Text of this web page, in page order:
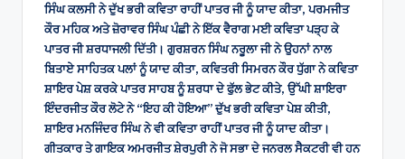
ਸਿੰਘ ਕਲਸੀ ਨੇ ਦੁੱਖ ਭਰੀ ਕਵਿਤਾ ਰਾਹੀਂ ਪਾਤਰ ਜੀ ਨੂੰ ਯਾਦ ਕੀਤਾ, ਪਰਮਜੀਤ
ਕੌਰ ਮਹਿਕ ਅਤੇ ਜ਼ੋਰਾਵਰ ਸਿੰਘ ਪੰਛੀ ਨੇ ਇੱਕ ਵੈਰਾਗ ਮਈ ਕਵਿਤਾ ਪੜ੍ਹ ਕੇ
ਪਾਤਰ ਜੀ ਸ਼ਰਧਾਜਲੀ ਦਿੱਤੀ। ਗੁਰਸ਼ਰਨ ਸਿੰਘ ਨਰੂਲਾ ਜੀ ਨੇ ਉਹਨਾਂ ਨਾਲ
ਬਿਤਾਏ ਸਾਹਿਤਕ ਪਲਾਂ ਨੂੰ ਯਾਦ ਕੀਤਾ, ਕਵਿਤਰੀ ਸਿਮਰਨ ਕੌਰ ਧੁੱਗਾ ਨੇ ਕਵਿਤਾ
ਸ਼ਾਇਰ ਪੇਸ਼ ਕਰਕੇ ਪਾਤਰ ਸਾਹਬ ਨੂੰ ਸ਼ਰਧਾ ਦੇ ਫੁੱਲ ਭੇਟ ਕੀਤੇ, ਉੱਘੀ ਸ਼ਾਇਰਾ
ਇੰਦਰਜੀਤ ਕੌਰ ਲੋਟੇ ਨੇ “ਇਹ ਕੀ ਹੋਇਆ” ਦੁੱਖ ਭਰੀ ਕਵਿਤਾ ਪੇਸ਼ ਕੀਤੀ,
ਸ਼ਾਇਰ ਮਨਜਿੰਦਰ ਸਿੰਘ ਨੇ ਵੀ ਕਵਿਤਾ ਰਾਹੀਂ ਪਾਤਰ ਜੀ ਨੂੰ ਯਾਦ ਕੀਤਾ।
ਗੀਤਕਾਰ ਤੇ ਗਾਇਕ ਅਮਰਜੀਤ ਸ਼ੇਰਪੁਰੀ ਨੇ ਜੋ ਸਭਾ ਦੇ ਜਨਰਲ ਸੈਕਟਰੀ ਵੀ ਹਨ